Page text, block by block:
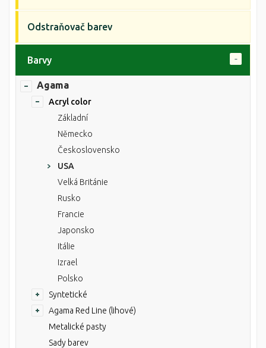
Odstraňovač barev
Barvy
Agama
Acryl color
Základní
Německo
Československo
USA
Velká Británie
Rusko
Francie
Japonsko
Itálie
Izrael
Polsko
Syntetické
Agama Red Line (lihové)
Metalické pasty
Sady barev